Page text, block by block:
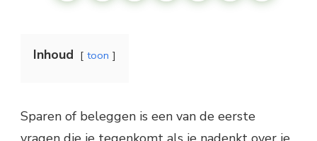
Inhoud toon
Sparen of beleggen is een van de eerste